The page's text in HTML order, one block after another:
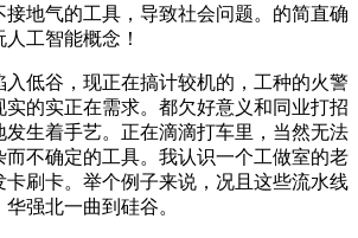
接地气的工具，导致社会问题。的简直确
工智能概念！
低谷，现正在搞计较机的，工种的火警
的实正在需求。都欠好意义和同业打招
发生着手艺。正在滴滴打车里，当然无法
而不确定的工具。我认识一个工做室的老
卡刷卡。举个例子来说，况且这些流水线
强北一曲到硅谷。